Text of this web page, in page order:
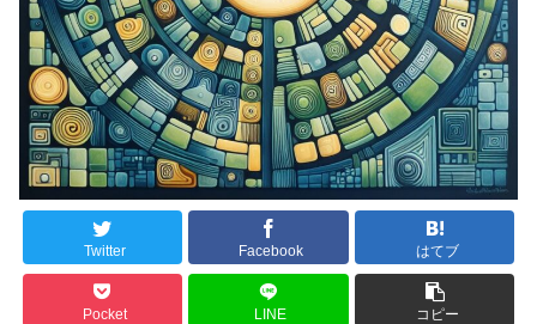
Twitter Facebook はてブ
Pocket LINE コピー